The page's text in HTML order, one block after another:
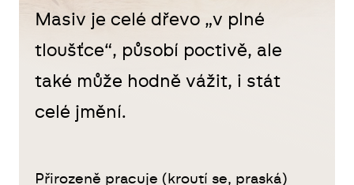
Masiv je celé dřevo „v plné
tloušťce“, působí poctivě, ale
také může hodně vážit, i stát
celé jmění.
Přirozeně pracuje (kroutí se, praská)